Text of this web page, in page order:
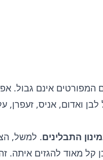
המפורטים אינם גבול.
ואדום, אניס, זעפרן,
התבלינים. למשל,
קל מאוד להגזים איתה.